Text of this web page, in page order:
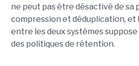
ne peut pas être désactivé de sa
compression et déduplication, et
entre les deux systèmes
des politiques de rétention.